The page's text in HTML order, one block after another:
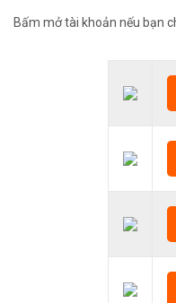
Bấm mở tài khoản nếu bạn